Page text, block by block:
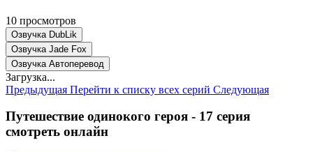
10 просмотров
Озвучка DubLik
Озвучка Jade Fox
Озвучка Автоперевод
Загрузка...
Предыдущая Перейти к списку всех серий Следующая
Путешествие одинокого героя - 17 серия
смотреть онлайн